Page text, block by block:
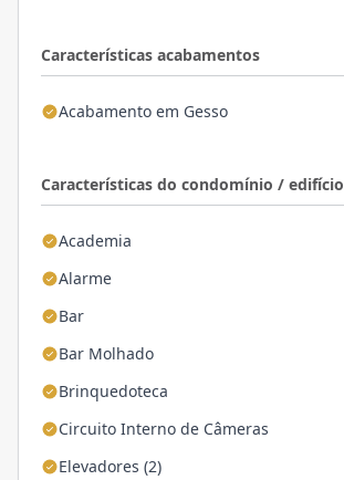
Características acabamentos
Acabamento em Gesso
Características do condomínio / edifício
Academia
Alarme
Bar
Bar Molhado
Brinquedoteca
Circuito Interno de Câmeras
Elevadores (2)